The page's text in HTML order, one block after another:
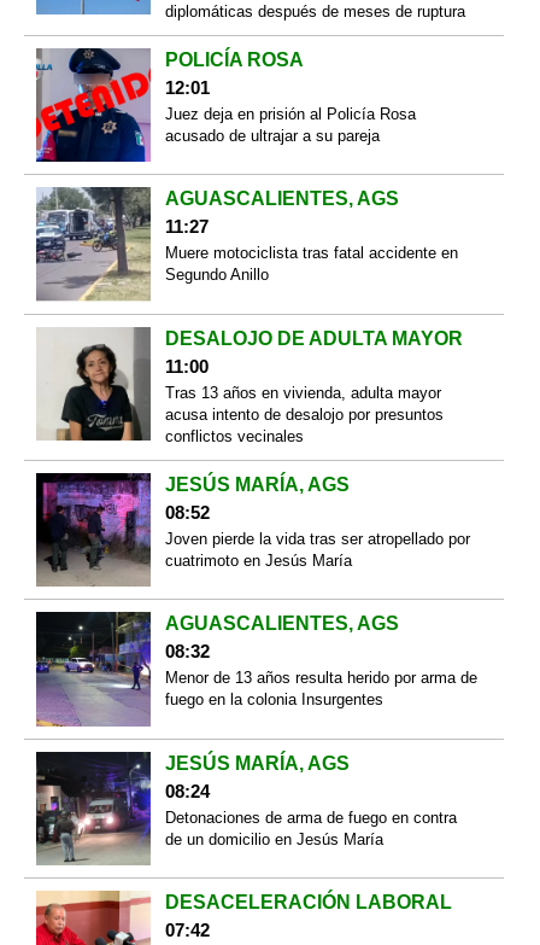
diplomáticas después de meses de ruptura
POLICÍA ROSA
12:01
Juez deja en prisión al Policía Rosa
acusado de ultrajar a su pareja
AGUASCALIENTES, AGS
11:27
Muere motociclista tras fatal accidente en
Segundo Anillo
DESALOJO DE ADULTA MAYOR
11:00
Tras 13 años en vivienda, adulta mayor
acusa intento de desalojo por presuntos
conflictos vecinales
JESÚS MARÍA, AGS
08:52
Joven pierde la vida tras ser atropellado por
cuatrimoto en Jesús María
AGUASCALIENTES, AGS
08:32
Menor de 13 años resulta herido por arma de
fuego en la colonia Insurgentes
JESÚS MARÍA, AGS
08:24
Detonaciones de arma de fuego en contra
de un domicilio en Jesús María
DESACELERACIÓN LABORAL
07:42